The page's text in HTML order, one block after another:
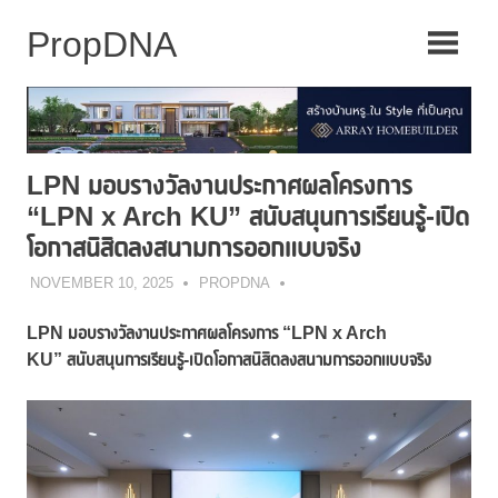
LPN มอบรางวัลงานประกาศผลโครงการ
“LPN x Arch KU” สนับสนุนการเรียนรู้-เปิด
โอกาสนิสิตลงสนามการออกแบบจริง
NOVEMBER 10, 2025 PROPDNA
LPN มอบรางวัลงานประกาศผลโครงการ “LPN x Arch
KU” สนับสนุนการเรียนรู้-เปิดโอกาสนิสิตลงสนามการออกแบบจริง